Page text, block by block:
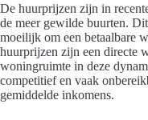
De huurprijzen zijn in
de meer gewilde buurten.
moeilijk om een betaalbare
huurprijzen zijn een directe
woningruimte in deze
competitief en vaak
gemiddelde inkomens.